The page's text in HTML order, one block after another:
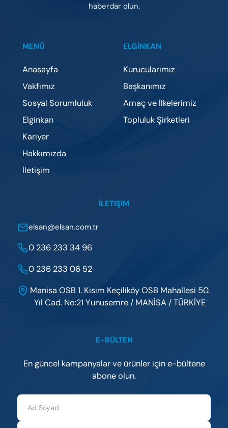
haberdar olun.
MENÜ
Anasayfa
Vakfımız
Sosyal Sorumluluk
Elginkan
Kariyer
Hakkımızda
İletişim
ELGİNKAN
Kurucularımız
Başkanımız
Amaç ve İlkelerimiz
Topluluk Şirketleri
İLETIŞIM
elsan@elsan.com.tr
0 236 233 34 96
0 236 233 06 52
Manisa OSB 1. Kısım Keçiliköy OSB Mahallesi 50.
Yıl Cad. No:21 Yunusemre / MANİSA / TÜRKİYE
E-BÜLTEN
En güncel kampanyalar ve ürünler için e-bültene
abone olun.